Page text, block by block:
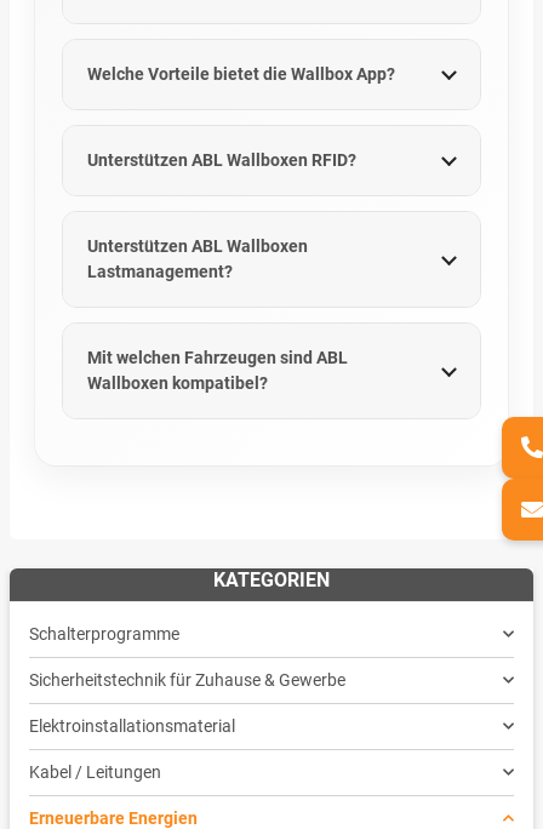
Welche Vorteile bietet die Wallbox App?
Unterstützen ABL Wallboxen RFID?
Unterstützen ABL Wallboxen
Lastmanagement?
Mit welchen Fahrzeugen sind ABL
Wallboxen kompatibel?
KATEGORIEN
Schalterprogramme
Sicherheitstechnik für Zuhause & Gewerbe
Elektroinstallationsmaterial
Kabel / Leitungen
Erneuerbare Energien